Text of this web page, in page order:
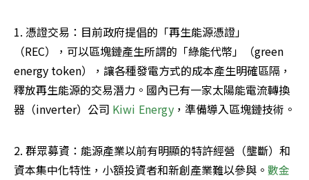
1. 憑證交易：目前政府提倡的「再生能源憑證」
（REC），可以區塊鏈產生所謂的「綠能代幣」（green
energy token），讓各種發電方式的成本產生明確區隔，
釋放再生能源的交易潛力。國內已有一家太陽能電流轉換
器（inverter）公司 Kiwi Energy，準備導入區塊鏈技術。
2. 群眾募資：能源產業以前有明顯的特許經營（壟斷）和
資本集中化特性，小額投資者和新創產業難以參與。 數金